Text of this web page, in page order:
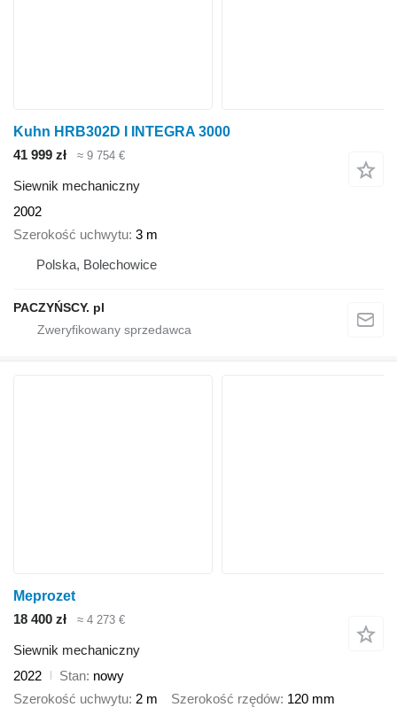
Kuhn HRB302D I INTEGRA 3000
41 999 zł
≈ 9 754 €
Siewnik mechaniczny
2002
Szerokość uchwytu 3 m
Polska, Bolechowice
PACZYŃSCY. pl
Meprozet
18 400 zł
≈ 4 273 €
Siewnik mechaniczny
2022
Stan nowy
Szerokość uchwytu 2 m Szerokość rzędów 120 mm